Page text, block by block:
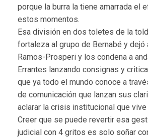
porque la burra la tiene amarrada el
estos momentos.
Esa división en dos toletes de la
fortaleza al grupo de Bernabé y dejó
Ramos-Prosperi y los condena a
Errantes lanzando consignas y
que ya todo el mundo conoce a
de comunicación que lanzan sus
aclarar la crisis institucional que vive
Creer que se puede revertir esa
judicial con 4 gritos es solo soñar